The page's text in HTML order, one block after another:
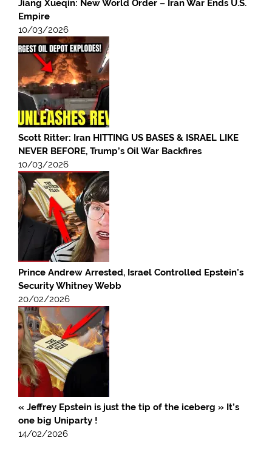
Jiang Xueqin: New World Order – Iran War Ends U.S.
Empire
10/03/2026
Scott Ritter: Iran HITTING US BASES & ISRAEL LIKE
NEVER BEFORE, Trump’s Oil War Backfires
10/03/2026
Prince Andrew Arrested, Israel Controlled Epstein’s
Security Whitney Webb
20/02/2026
« Jeffrey Epstein is just the tip of the iceberg » It’s
one big Uniparty !
14/02/2026